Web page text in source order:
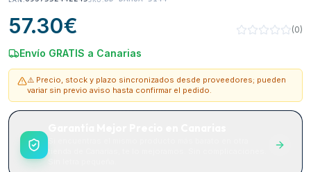
57.30€ (0)
Envío GRATIS a Canarias
⚠️ Precio, stock y plazo sincronizados desde proveedores; pueden
variar sin previo aviso hasta confirmar el pedido.